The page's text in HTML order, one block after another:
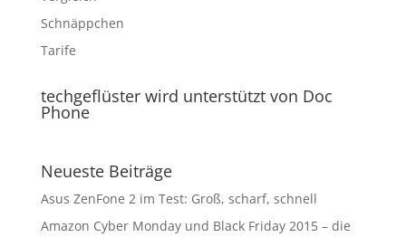
Schnäppchen
Tarife
techgeflüster wird unterstützt von Doc
Phone
Neueste Beiträge
Asus ZenFone 2 im Test: Groß, scharf, schnell
Amazon Cyber Monday und Black Friday 2015 – die